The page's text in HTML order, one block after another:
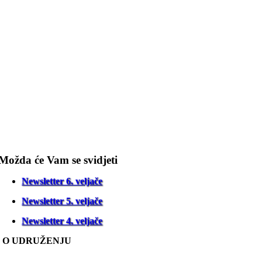
će Vam se svidjeti
Newsletter 6. veljače
Newsletter 5. veljače
Newsletter 4. veljače
O UDRUŽENJU